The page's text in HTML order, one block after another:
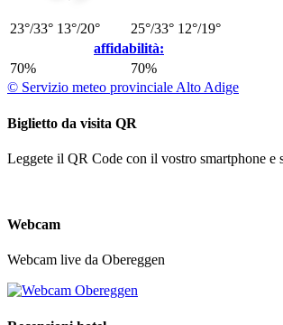
affidabilità:
70%
70%
23°/33° 13°/20° 25°/33° 12°/19°
© Servizio meteo provinciale Alto Adige
Biglietto da visita QR
Leggete il QR Code con il vostro smartphone e
Webcam
Webcam live da Obereggen